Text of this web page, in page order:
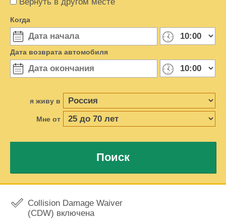
Когда
Дата возврата автомобиля
я живу в
Мне от
Поиск
Collision Damage Waiver
(CDW) включена